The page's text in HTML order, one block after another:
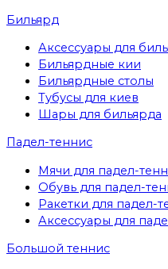
Бильярд
Аксессуары для
Бильярдные кии
Бильярдные столы
Тубусы для киев
Шары для бильярда
Падел-теннис
Мячи для падел-
Обувь для падел-
Ракетки для падел-
Аксессуары для
Большой теннис